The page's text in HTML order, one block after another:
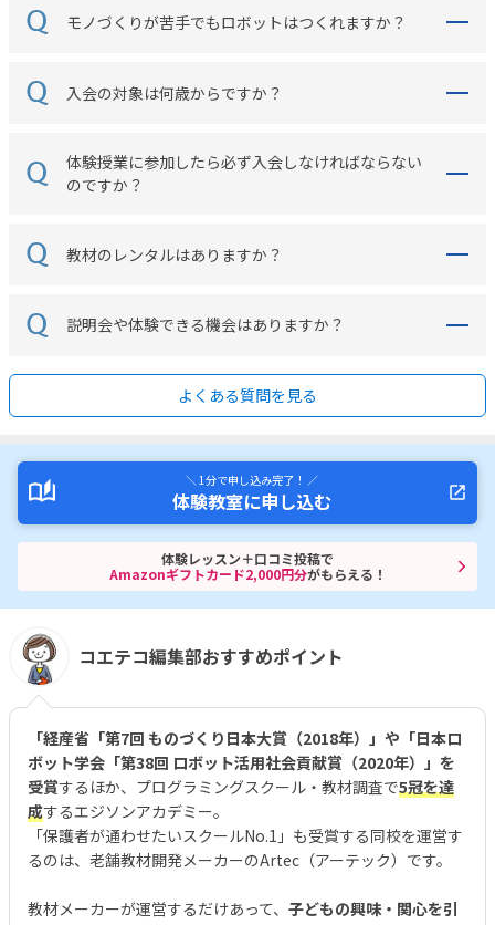
モノづくりが苦手でもロボットはつくれますか？
入会の対象は何歳からですか？
体験授業に参加したら必ず入会しなければならない
のですか？
教材のレンタルはありますか？
説明会や体験できる機会はありますか？
よくある質問を見る
＼ 1分で申し込み完了！ ／
体験教室に申し込む
体験レッスン＋口コミ投稿で
Amazonギフトカード2,000円分がもらえる！
コエテコ編集部おすすめポイント
「経産省「第7回 ものづくり日本大賞（2018年）」や「日本ロ
ボット学会「第38回 ロボット活用社会貢献賞（2020年）」を
受賞するほか、プログラミングスクール・教材調査で5冠を達
成するエジソンアカデミー。
「保護者が通わせたいスクールNo.1」も受賞する同校を運営す
るのは、老舗教材開発メーカーのArtec（アーテック）です。
教材メーカーが運営するだけあって、 子どもの興味・関心を引